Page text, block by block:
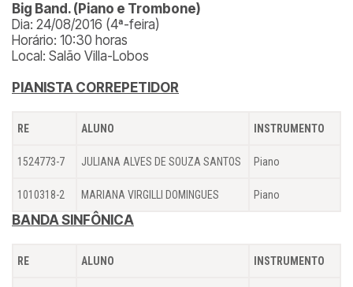
Big Band. (Piano e Trombone)
Dia: 24/08/2016 (4ª-feira)
Horário: 10:30 horas
Local: Salão Villa-Lobos
PIANISTA CORREPETIDOR
RE ALUNO INSTRUMENTO
1524773-7 JULIANA ALVES DE SOUZA SANTOS Piano
1010318-2 MARIANA VIRGILLI DOMINGUES Piano
BANDA SINFÔNICA
RE ALUNO INSTRUMENTO